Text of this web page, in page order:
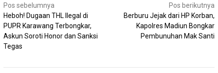
Navigasi
pos
Pos sebelumnya
Heboh! Dugaan THL Ilegal di
PUPR Karawang Terbongkar,
Askun Soroti Honor dan Sanksi
Tegas
Pos berikutnya
Berburu Jejak dari HP Korban,
Kapolres Madiun Bongkar
Pembunuhan Mak Santi